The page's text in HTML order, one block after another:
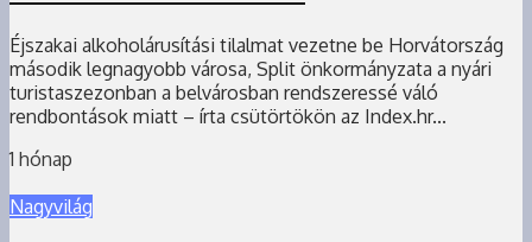
Éjszakai alkoholárusítási tilalmat vezetne be Horvátország
második legnagyobb városa, Split önkormányzata a nyári
turistaszezonban a belvárosban rendszeressé váló
rendbontások miatt – írta csütörtökön az Index.hr...
1 hónap
Nagyvilág